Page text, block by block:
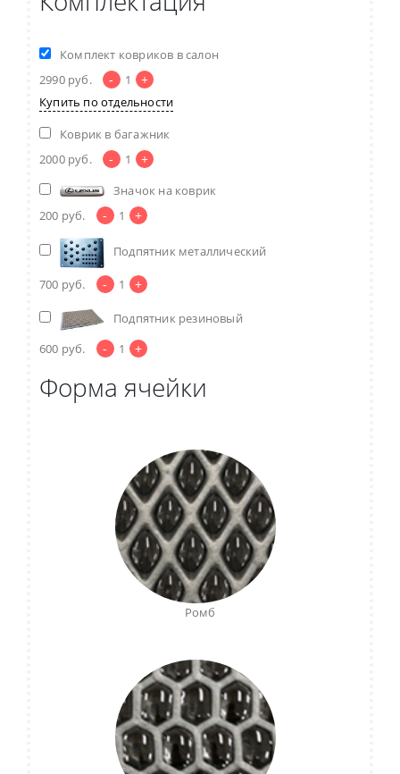
Комплект ковриков в салон
2990 руб. - 1 +
Купить по отдельности
Коврик в багажник
2000 руб. - 1 +
Значок на коврик
200 руб. - 1 +
Подпятник металлический
700 руб. - 1 +
Подпятник резиновый
600 руб. - 1 +
Форма ячейки
Ромб